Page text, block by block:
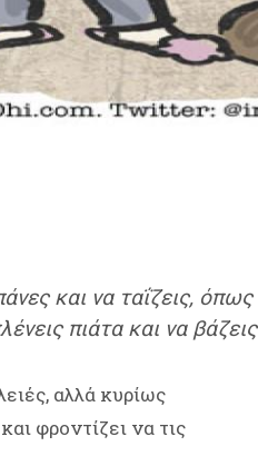
και να ταΐζεις,
πιάτα και να
αλλά κυρίως
φροντίζει να τις